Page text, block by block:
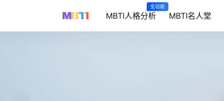
MBTI人格分析
全功能
MBTI名人堂